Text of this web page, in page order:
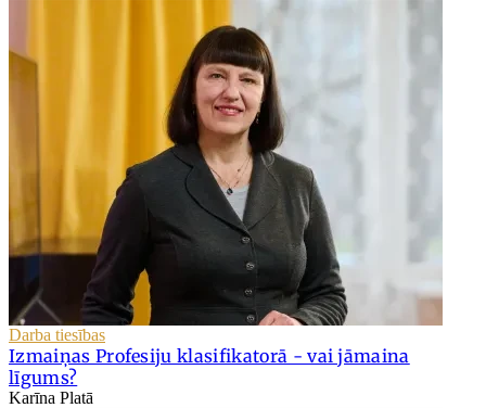
Darba tiesības
Izmaiņas Profesiju klasifikatorā - vai jāmaina
līgums?
Karīna Platā